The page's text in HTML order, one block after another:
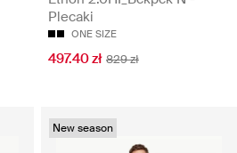
Plecaki
ONE SIZE
497.40 zł 829 zł
New season